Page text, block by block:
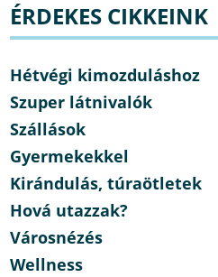
ÉRDEKES CIKKEINK
Hétvégi kimozduláshoz
Szuper látnivalók
Szállások
Gyermekekkel
Kirándulás, túraötletek
Hová utazzak?
Városnézés
Wellness